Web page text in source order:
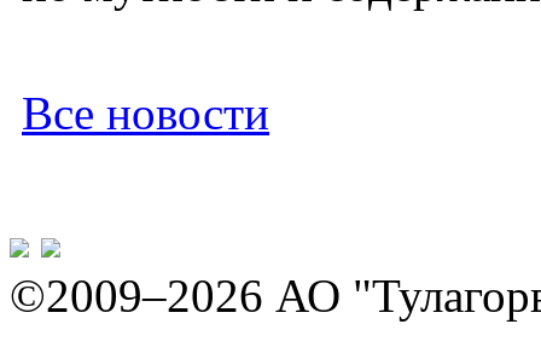
Все новости
©2009–2026 АО